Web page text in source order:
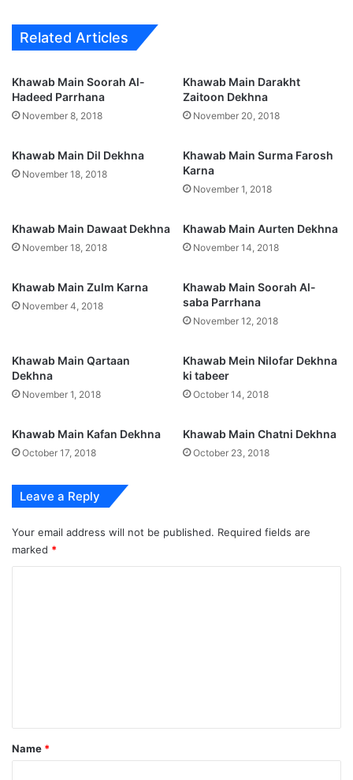
Related Articles
Khawab Main Soorah Al-
Hadeed Parrhana
November 8, 2018
Khawab Main Darakht
Zaitoon Dekhna
November 20, 2018
Khawab Main Dil Dekhna
November 18, 2018
Khawab Main Surma Farosh
Karna
November 1, 2018
Khawab Main Dawaat Dekhna
November 18, 2018
Khawab Main Aurten Dekhna
November 14, 2018
Khawab Main Zulm Karna
November 4, 2018
Khawab Main Soorah Al-
saba Parrhana
November 12, 2018
Khawab Main Qartaan
Dekhna
November 1, 2018
Khawab Mein Nilofar Dekhna
ki tabeer
October 14, 2018
Khawab Main Kafan Dekhna
October 17, 2018
Khawab Main Chatni Dekhna
October 23, 2018
Leave a Reply
Your email address will not be published. Required fields are
marked *
*
Name *